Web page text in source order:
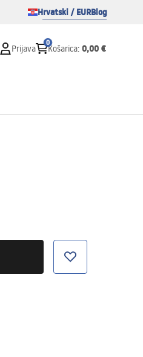
Hrvatski / EURBlog
Prijava
0
Košarica: 0,00 €